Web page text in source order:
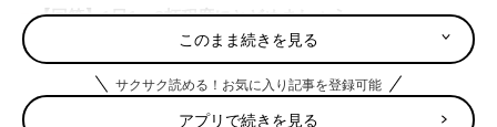
【回答】1日1～2杯程度にとどめましょう
妊娠初期
妊娠後期
△
このまま続きを見る
サクサク読める！お気に入り記事を登録可能
アプリで続きを見る